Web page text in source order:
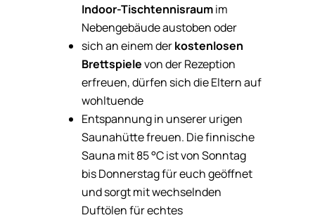
Indoor-Tischtennisraumim
Nebengebäude austoben oder
sich an einem derkostenlosen
Brettspielevon der Rezeption
erfreuen, dürfen sich die Eltern auf
wohltuende
Entspannung in unserer urigen
Saunahütte freuen. Die finnische
Sauna mit 85 °C ist von Sonntag
bis Donnerstag für euch geöffnet
und sorgt mit wechselnden
Duftölen für echtes